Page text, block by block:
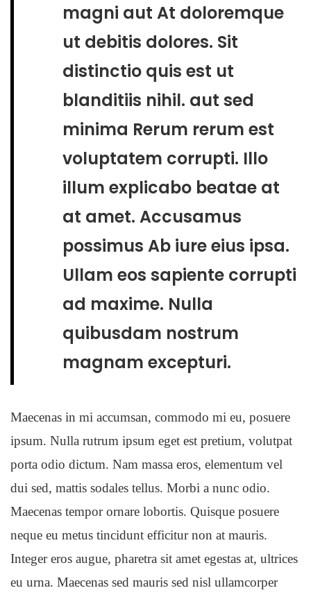
magni aut At doloremque
ut debitis dolores. Sit
distinctio quis est ut
blanditiis nihil. aut sed
minima Rerum rerum est
voluptatem corrupti. Illo
illum explicabo beatae at
at amet. Accusamus
possimus Ab iure eius ipsa.
Ullam eos sapiente corrupti
ad maxime. Nulla
quibusdam nostrum
magnam excepturi.
Maecenas in mi accumsan, commodo mi eu, posuere
ipsum. Nulla rutrum ipsum eget est pretium, volutpat
porta odio dictum. Nam massa eros, elementum vel
dui sed, mattis sodales tellus. Morbi a nunc odio.
Maecenas tempor ornare lobortis. Quisque posuere
neque eu metus tincidunt efficitur non at mauris.
Integer eros augue, pharetra sit amet egestas at, ultrices
eu urna. Maecenas sed mauris sed nisl ullamcorper